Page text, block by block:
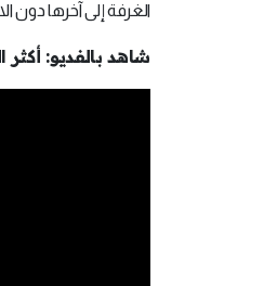
الغرفة إلى آخرها دون
شاهد بالفديو: